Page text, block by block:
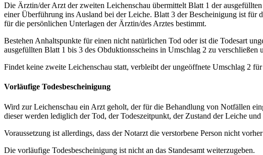
Die Ärztin/der Arzt der zweiten Leichenschau übermittelt Blatt 1 der
einer Überführung ins Ausland bei der Leiche. Blatt 3 der Bescheinigung ist für
für die persönlichen Unterlagen der Ärztin/des Arztes bestimmt.
Bestehen Anhaltspunkte für einen nicht natürlichen Tod oder ist die Todesart
ausgefüllten Blatt 1 bis 3 des Obduktionsscheins in Umschlag 2 zu verschließen
Findet keine zweite Leichenschau statt, verbleibt der ungeöffnete Umschlag 2
Vorläufige Todesbescheinigung
Wird zur Leichenschau ein Arzt geholt, der für die Behandlung von Notfällen
dieser werden lediglich der Tod, der Todeszeitpunkt, der Zustand der Leiche und
Voraussetzung ist allerdings, dass der Notarzt die verstorbene Person nicht
Die vorläufige Todesbescheinigung ist nicht an das Standesamt weiterzugeben.